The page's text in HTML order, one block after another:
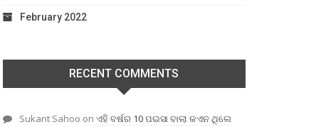
February 2022
RECENT COMMENTS
Sukant Sahoo on ଏହି ବର୍ଷର 10 ପଇସା ବାଲା କଏନ ଥିଲେ